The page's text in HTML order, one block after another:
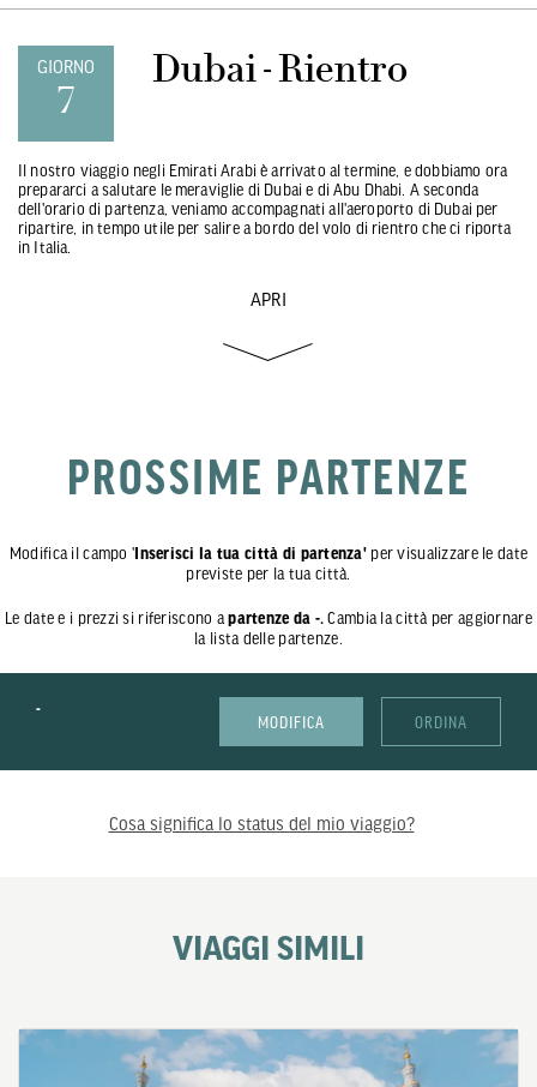
GIORNO
7
Dubai - Rientro
Il nostro viaggio negli Emirati Arabi è arrivato al termine, e dobbiamo ora
prepararci a salutare le meraviglie di Dubai e di Abu Dhabi. A seconda
dell'orario di partenza, veniamo accompagnati all'aeroporto di Dubai per
ripartire, in tempo utile per salire a bordo del volo di rientro che ci riporta
in Italia.
APRI
PROSSIME PARTENZE
Modifica il campo ' Inserisci la tua città di partenza' per visualizzare le date
previste per la tua città.
Le date e i prezzi si riferiscono apartenze da -. Cambia la città per aggiornare
la lista delle partenze.
-
MODIFICA ORDINA
Cosa significa lo status del mio viaggio?
VIAGGI SIMILI